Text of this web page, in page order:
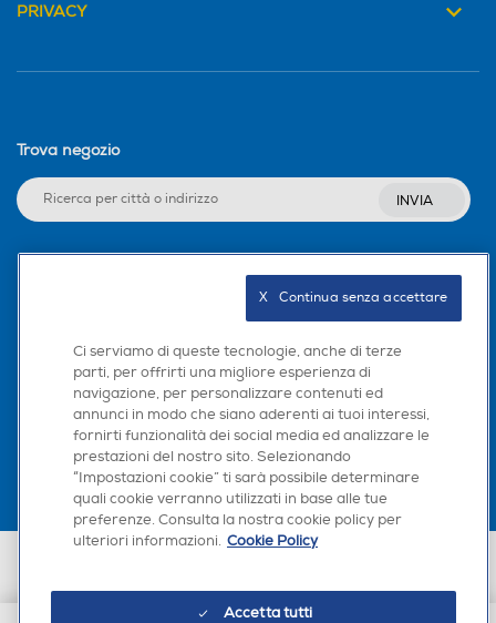
PRIVACY
Trova negozio
INVIA
Scarica la nostra app
n. 13337170156. Codice intermediario SDI: HHBD9AK. Vendite soggette
agli Artt. 45 e ss del Codice del Consumo in tema di Diritti dei
Ci serviamo di queste tecnologie, anche di terze
parti, per offrirti una migliore esperienza di
navigazione, per personalizzare contenuti ed
annunci in modo che siano aderenti ai tuoi interessi,
fornirti funzionalità dei social media ed analizzare le
prestazioni del nostro sito. Selezionando
“Impostazioni cookie” ti sarà possibile determinare
quali cookie verranno utilizzati in base alle tue
preferenze. Consulta la nostra cookie policy per
ulteriori informazioni. Cookie Policy
Accetta tutti
X   Continua senza accettare